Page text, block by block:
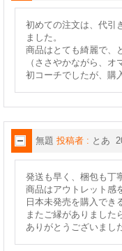
初めての注文は、代引
ました。
商品はとても綺麗で、
（ささやかながら、オ
初コーチでしたが、購
無題 投稿者 : とあ
発送も早く、梱包も丁
商品はアウトレット感
日本未発売を購入でき
またご縁がありました
ありがとうございまし